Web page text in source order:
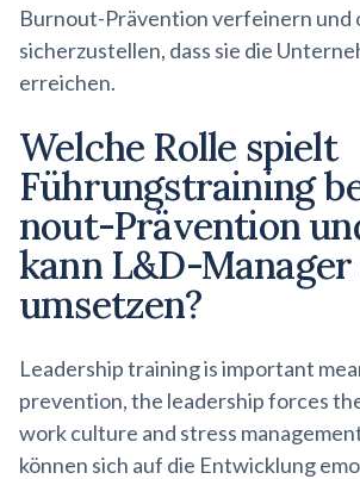
Burnout-Prävention verfeinern und
sicherzustellen, dass sie die
erreichen.
Welche Rolle spielt
Führungstraining
nout-Prävention
kann L&D-Manager
umsetzen?
Leadership training is important
prevention, the leadership forces
work culture and stress
können sich auf die Entwicklung